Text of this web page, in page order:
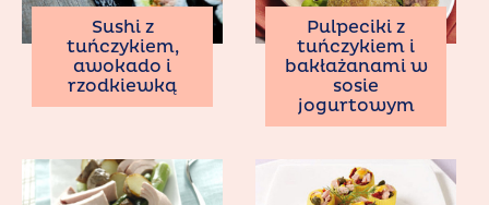
Sushi z
tuńczykiem,
awokado i
rzodkiewką
Pulpeciki z
tuńczykiem i
bakłażanami w
sosie
jogurtowym